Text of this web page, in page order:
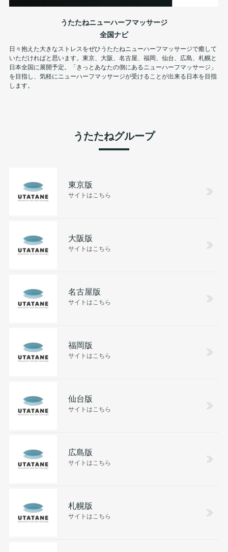
うたたねニューハーフマッサージ
全国ナビ
日々抱えた大きなストレスをぜひうたたねニューハーフマッサージで癒して
いただければと思います。東京、大阪、名古屋、福岡、仙台、広島、札幌と
日本全国に展開予定。「きっとあなたの側にあるニューハーフマッサージ」
を目指し、気軽にニューハーフマッサージが受けることが出来る日本を目指
します。
うたたねグループ
東京版
サイトはこちら
大阪版
サイトはこちら
名古屋版
サイトはこちら
福岡版
サイトはこちら
仙台版
サイトはこちら
広島版
サイトはこちら
札幌版
サイトはこちら